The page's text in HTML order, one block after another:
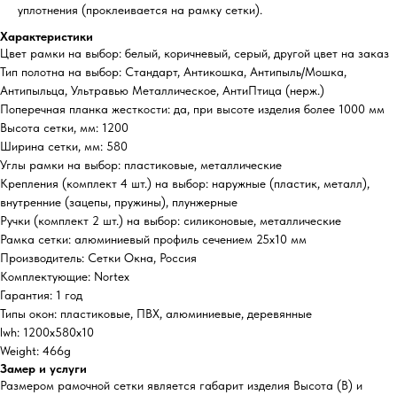
уплотнения (проклеивается на рамку сетки).
Характеристики
Цвет рамки на выбор: белый, коричневый, серый, другой цвет на заказ
Тип полотна на выбор: Стандарт, Антикошка, Антипыль/Мошка,
Антипыльца, Ультравью Металлическое, АнтиПтица (нерж.)
Поперечная планка жесткости: да, при высоте изделия более 1000 мм
Высота сетки, мм: 1200
Ширина сетки, мм: 580
Углы рамки на выбор: пластиковые, металлические
Крепления (комплект 4 шт.) на выбор: наружные (пластик, металл),
внутренние (зацепы, пружины), плунжерные
Ручки (комплект 2 шт.) на выбор: силиконовые, металлические
Рамка сетки: алюминиевый профиль сечением 25х10 мм
Производитель: Сетки Окна, Россия
Комплектующие: Nortex
Гарантия: 1 год
Типы окон: пластиковые, ПВХ, алюминиевые, деревянные
lwh: 1200x580x10
Weight: 466g
Замер и услуги
Размером рамочной сетки является габарит изделия Высота (В) и